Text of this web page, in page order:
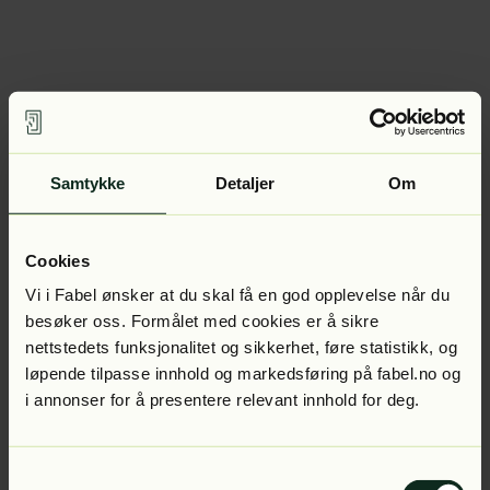
Samtykke Detaljer Om
Cookies
Vi i Fabel ønsker at du skal få en god opplevelse når du
besøker oss. Formålet med cookies er å sikre
nettstedets funksjonalitet og sikkerhet, føre statistikk, og
løpende tilpasse innhold og markedsføring på fabel.no og
i annonser for å presentere relevant innhold for deg.